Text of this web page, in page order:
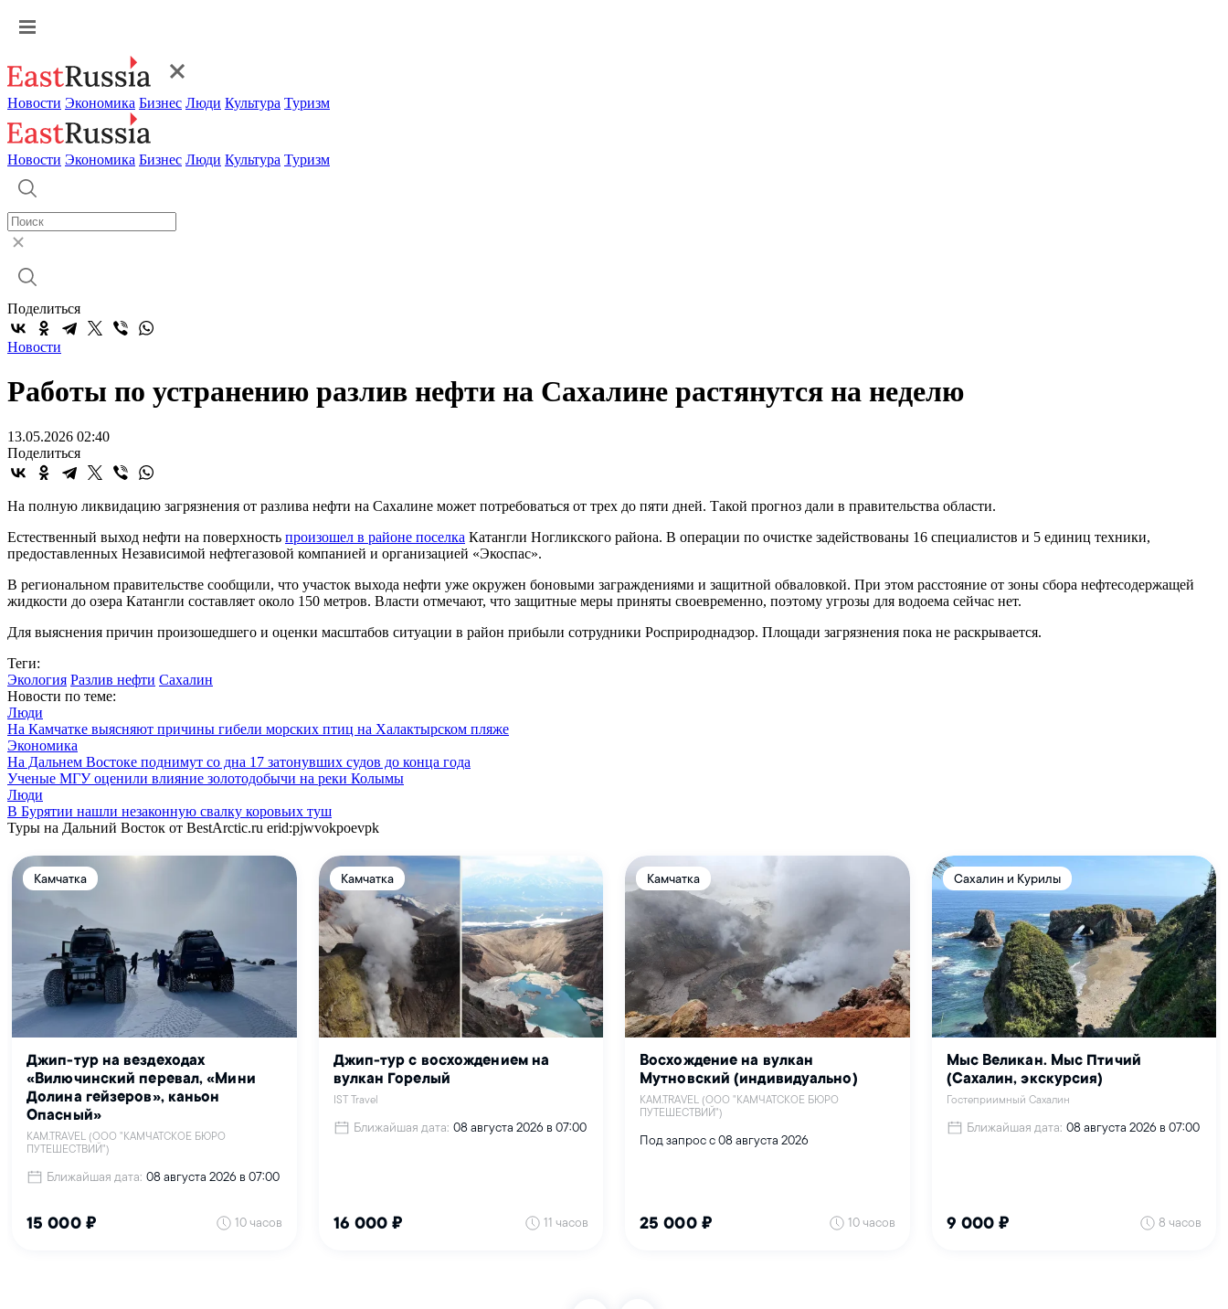
Новости Экономика Бизнес Люди Культура Туризм
Новости Экономика Бизнес Люди Культура Туризм
Поделиться
Новости
Работы по устранению разлив нефти на Сахалине растянутся на неделю
13.05.2026 02:40
Поделиться
На полную ликвидацию загрязнения от разлива нефти на Сахалине может потребоваться от трех до пяти дней. Такой прогноз дали в правительства области.
Естественный выход нефти на поверхность произошел в районе поселка Катангли Ногликского района. В операции по очистке задействованы 16 специалистов и 5 единиц техники,
предоставленных Независимой нефтегазовой компанией и организацией «Экоспас».
В региональном правительстве сообщили, что участок выхода нефти уже окружен боновыми заграждениями и защитной обваловкой. При этом расстояние от зоны сбора нефтесодержащей
жидкости до озера Катангли составляет около 150 метров. Власти отмечают, что защитные меры приняты своевременно, поэтому угрозы для водоема сейчас нет.
Для выяснения причин произошедшего и оценки масштабов ситуации в район прибыли сотрудники Росприроднадзор. Площади загрязнения пока не раскрывается.
Теги:
Экология Разлив нефти Сахалин
Новости по теме:
Люди
На Камчатке выясняют причины гибели морских птиц на Халактырском пляже
Экономика
На Дальнем Востоке поднимут со дна 17 затонувших судов до конца года
Ученые МГУ оценили влияние золотодобычи на реки Колымы
Люди
В Бурятии нашли незаконную свалку коровьих туш
Туры на Дальний Восток от BestArctic.ru erid:pjwvokpoevpk